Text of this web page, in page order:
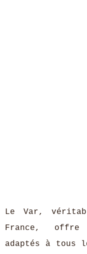
Le Var,
France, offre
adaptés à tous